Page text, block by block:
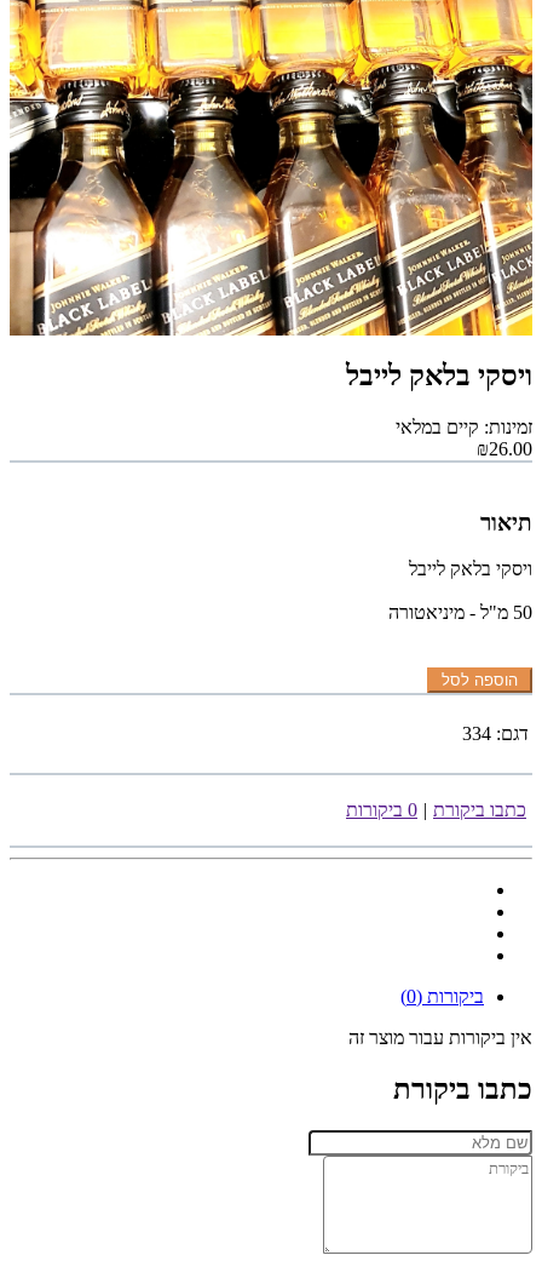
ויסקי בלאק לייבל
זמינות: קיים במלאי
₪26.00
תיאור
ויסקי בלאק לייבל
50 מ"ל - מיניאטורה
הוספה לסל
דגם: 334
כתבו ביקורת | 0 ביקורות
ביקורות (0)
אין ביקורות עבור מוצר זה
כתבו ביקורת